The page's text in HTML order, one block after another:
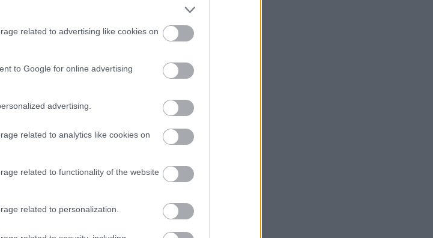
related to advertising like cookies on
to Google for online advertising
advertising.
related to analytics like cookies on
related to functionality of the website
related to personalization.
τον Σεπτέμβριο για το δεύτερο
που κάθε καλοκαίρι δίνει ζωή στην
τις γεμάτες μουσική βραδιές του Μαΐου,
η Τεχνόπολη Δήμου Αθηναίων ετοιμάζει
θεματικά φεστιβάλ και ξεχωριστές
και κοινωνικό πρόσημο, καθώς κάθε
του Κέντρου Υποδοχής και
το κοινό να έχει τη δυνατότητα να
για τους πιο ευάλωτους συμπολίτες